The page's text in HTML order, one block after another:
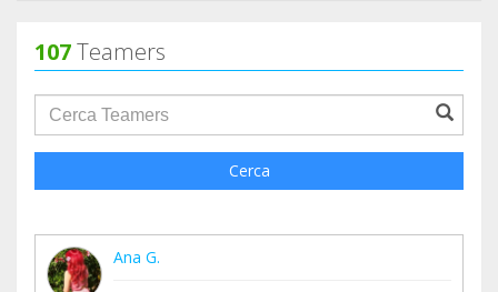
107Teamers
groupProfile.searchForm.search.text???
Cerca
Ana G.